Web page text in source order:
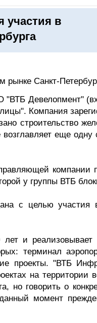
участия в
рынке Санкт-
Девелопмент"
Компания
строительство
еще одну
компании
у группы ВТБ
с целью участия
и реализовывает
терминал
проекты. "ВТБ
на территории
но говорить о
момент